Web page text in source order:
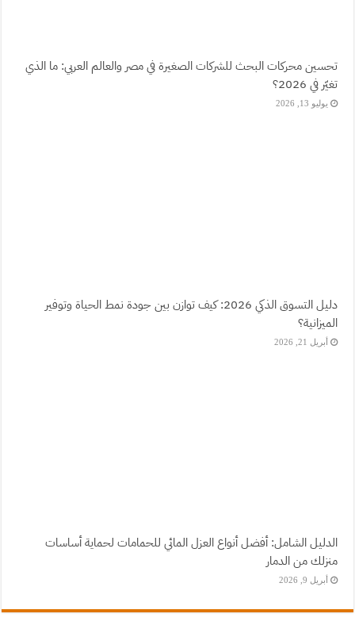
تحسين محركات البحث للشركات الصغيرة في مصر والعالم العربي: ما الذي
تغيّر في 2026؟
يوليو 13, 2026
دليل التسوق الذكي 2026: كيف توازن بين جودة نمط الحياة وتوفير
الميزانية؟
أبريل 21, 2026
الدليل الشامل: أفضل أنواع العزل المائي للحمامات لحماية أساسات
منزلك من الدمار
أبريل 9, 2026